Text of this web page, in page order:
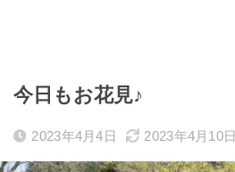
今日もお花見♪
2023年4月4日 2023年4月10日